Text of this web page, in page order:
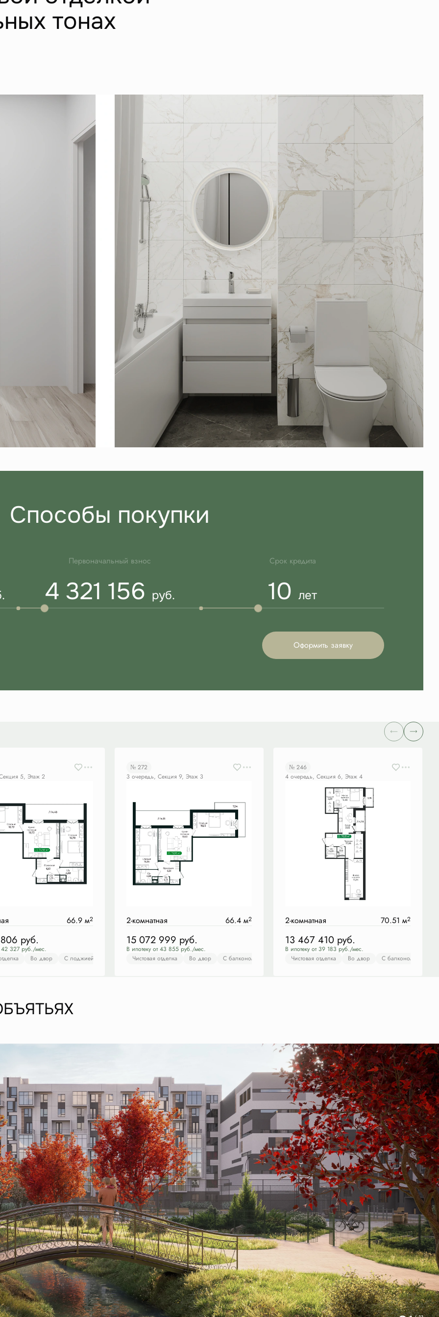
тонах
Способы покупки
Первоначальный взнос
4 321 156 руб.
Срок кредита
10лет
Оформить заявку
отделка Во двор С балконом С лоджией
5, Этаж 2
66.9 м2
руб.
42 327 руб./мес.
Во двор С лоджией Европланировка Чистовая отделка Во двор Европланировка
№ 272
3 очередь, Секция 9, Этаж 3
2-комнатная 66.4 м2
15 072 999 руб.
В ипотеку от 43 855 руб./мес.
Чистовая отделка
Во двор С балконом С лоджией Европланировка Чистовая отделка
№ 246
4 очередь, Секция 6, Этаж 4
2-комнатная 70.51 м2
13 467 410 руб.
В ипотеку от 39 183 руб./мес.
Чистовая отделка
Во двор С балконом